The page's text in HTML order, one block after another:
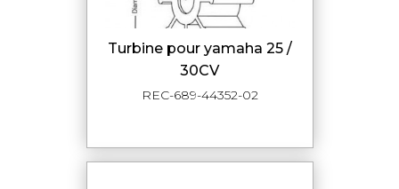
turbine pour yamaha 25 /
30CV
REC-689-44352-02